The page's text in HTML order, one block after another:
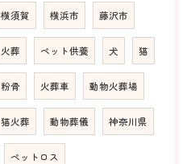
横須賀 横浜市 藤沢市
火葬 ペット供養 犬 猫
粉骨 火葬車 動物火葬場
猫火葬 動物葬儀 神奈川県
ペットロス